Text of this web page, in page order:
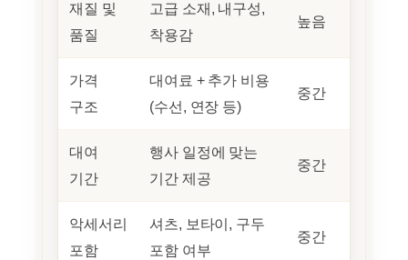
재질 및
품질
고급 소재, 내구성,
착용감
높음
가격
구조
대여료 + 추가 비용
(수선, 연장 등)
중간
대여
기간
행사 일정에 맞는
기간 제공
중간
악세서리
포함
셔츠, 보타이, 구두
포함 여부
중간